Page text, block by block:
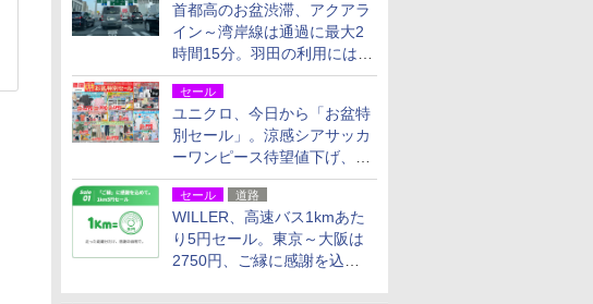
首都高のお盆渋滞、アクアラ
イン～湾岸線は通過に最大2
時間15分。羽田の利用には
「空港西出口」の利用検討を
セール
ユニクロ、今日から「お盆特
別セール」。涼感シアサッカ
ーワンピース待望値下げ、撥
水ギアショーツは1990円に
セール 道路
WILLER、高速バス1kmあた
り5円セール。東京～大阪は
2750円、ご縁に感謝を込め